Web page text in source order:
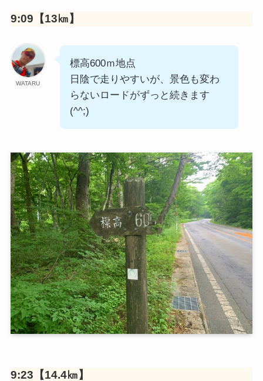
9:09【13㎞】
WATARU
標高600ｍ地点
日陰で走りやすいが、景色も変わ
らないロードがずっと続きます
(^^;)
9:23【14.4㎞】